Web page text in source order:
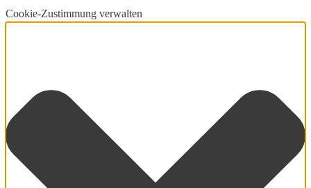
Cookie-Zustimmung verwalten